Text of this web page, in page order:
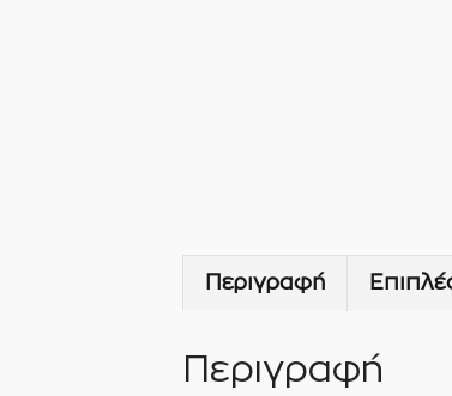
Περιγραφή
Περιγραφή